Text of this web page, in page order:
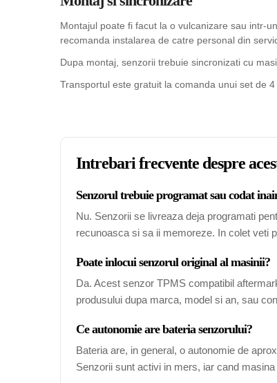
Montajul poate fi facut la o vulcanizare sau intr-
recomanda instalarea de catre personal din
Dupa montaj, senzorii trebuie sincronizati cu
Transportul este gratuit la comanda unui set de 4
Intrebari frecvente despre
Senzorul trebuie programat sau codat
Nu. Senzorii se livreaza deja programati
recunoasca si sa ii memoreze. In colet veti
Poate inlocui senzorul original al masinii?
Da. Acest senzor TPMS compatibil
produsului dupa marca, model si an, sau
Ce autonomie are bateria senzorului?
Bateria are, in general, o autonomie de
Senzorii sunt activi in mers, iar cand